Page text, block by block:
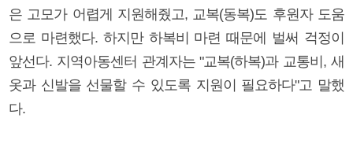
은 고모가 어렵게 지원해줬고, 교복(동복)도 후원자 도움
으로 마련했다. 하지만 하복비 마련 때문에 벌써 걱정이
앞선다. 지역아동센터 관계자는 "교복(하복)과 교통비, 새
옷과 신발을 선물할 수 있도록 지원이 필요하다"고 말했
다.